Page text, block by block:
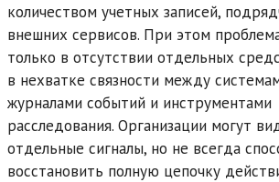
количеством учетных записей,
внешних сервисов. При этом
только в отсутствии отдельных
в нехватке связности между
журналами событий и инструментами
расследования. Организации могут
отдельные сигналы, но не всегда
восстановить полную цепочку